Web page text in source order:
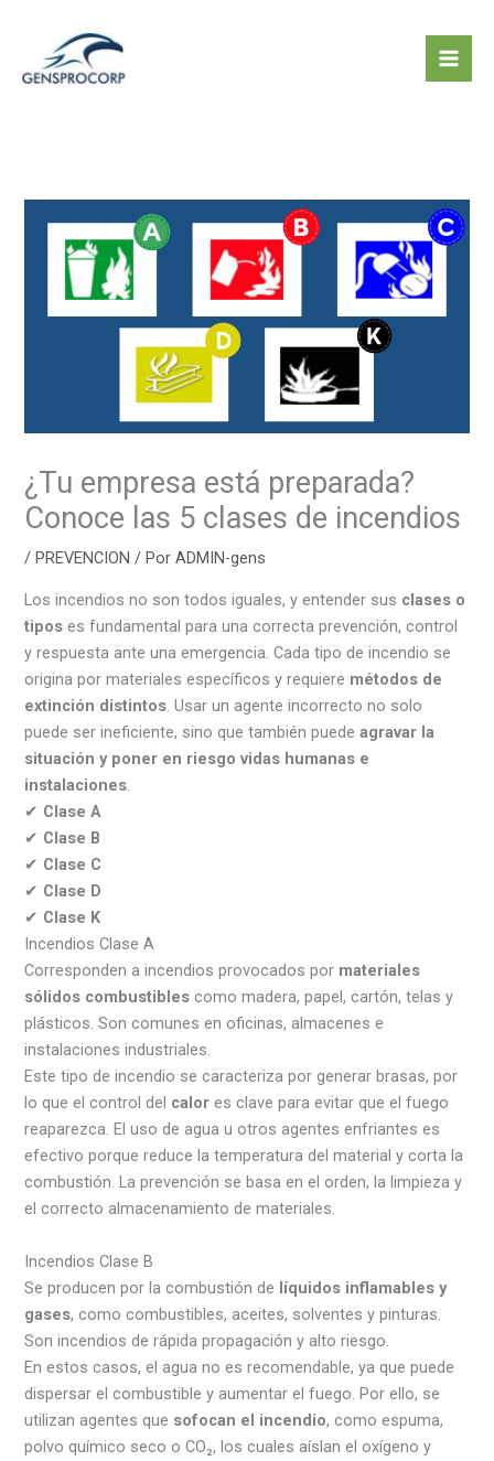
contenido
¿Tu empresa está preparada?
Conoce las 5 clases de incendios
/PREVENCION / PorADMIN-gens
Los incendios no son todos iguales, y entender sus clases o
tipos es fundamental para una correcta prevención, control
y respuesta ante una emergencia. Cada tipo de incendio se
origina por materiales específicos y requiere métodos de
extinción distintos. Usar un agente incorrecto no solo
puede ser ineficiente, sino que también puedeagravar la
situación y poner en riesgo vidas humanas e
instalaciones.
✔ Clase A
✔ Clase B
✔ Clase C
✔ Clase D
✔ Clase K
Incendios Clase A
Corresponden a incendios provocados por materiales
sólidos combustibles como madera, papel, cartón, telas y
plásticos. Son comunes en oficinas, almacenes e
instalaciones industriales.
Este tipo de incendio se caracteriza por generar brasas, por
lo que el control del calor es clave para evitar que el fuego
reaparezca. El uso de agua u otros agentes enfriantes es
efectivo porque reduce la temperatura del material y corta la
combustión. La prevención se basa en el orden, la limpieza y
el correcto almacenamiento de materiales.
Incendios Clase B
Se producen por la combustión de líquidos inflamables y
gases, como combustibles, aceites, solventes y pinturas.
Son incendios de rápida propagación y alto riesgo.
En estos casos, el agua no es recomendable, ya que puede
dispersar el combustible y aumentar el fuego. Por ello, se
utilizan agentes que sofocan el incendio, como espuma,
polvo químico seco o CO₂, los cuales aíslan el oxígeno y